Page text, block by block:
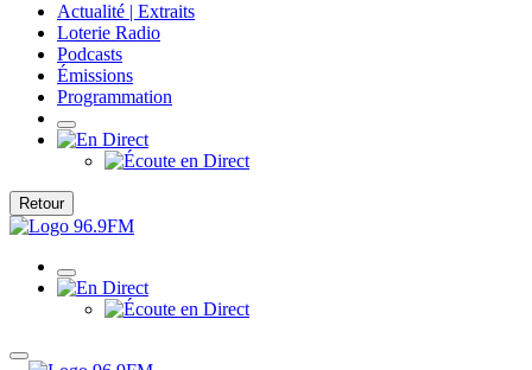
Actualité | Extraits
Loterie Radio
Podcasts
Émissions
Programmation
Retour